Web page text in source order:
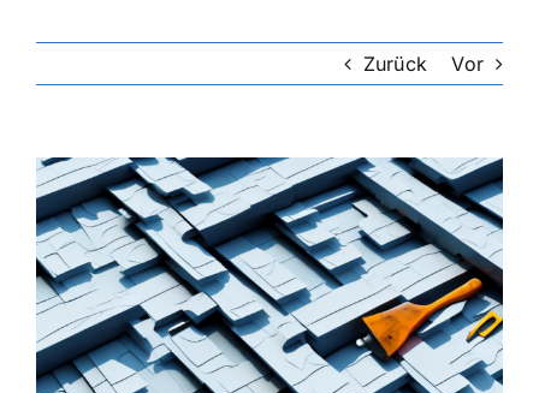
Zurück Vor
Zeige
grösseres
Bild